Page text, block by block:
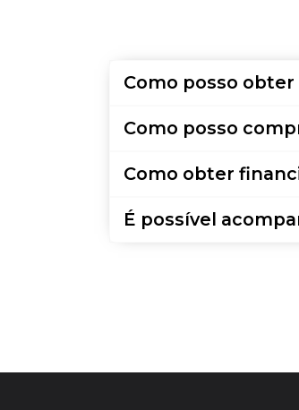
Como posso
Como posso
Como obter
É possível